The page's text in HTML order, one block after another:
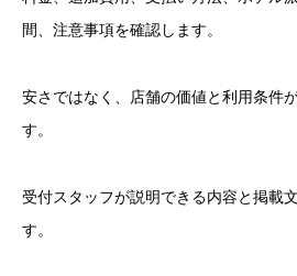
間、注意事項を確認します。
安さではなく、店舗の価値と利用条件
す。
受付スタッフが説明できる内容と掲載
す。